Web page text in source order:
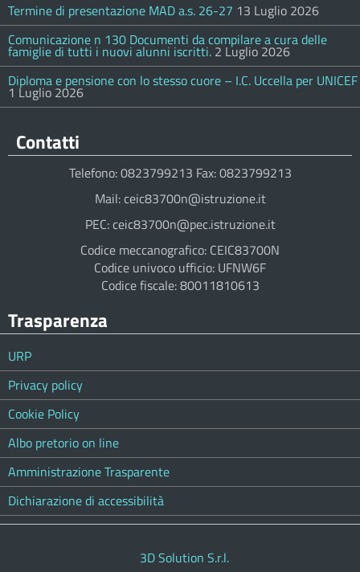
Termine di presentazione MAD a.s. 26-27 13 Luglio 2026
Comunicazione n 130 Documenti da compilare a cura delle
famiglie di tutti i nuovi alunni iscritti. 2 Luglio 2026
Diploma e pensione con lo stesso cuore – I.C. Uccella per UNICEF
1 Luglio 2026
Contatti
Telefono: 0823799213 Fax: 0823799213
Mail: ceic83700n@istruzione.it
PEC: ceic83700n@pec.istruzione.it
Codice meccanografico: CEIC83700N
Codice univoco ufficio: UFNW6F
Codice fiscale: 80011810613
Trasparenza
URP
Privacy policy
Cookie Policy
Albo pretorio on line
Amministrazione Trasparente
Dichiarazione di accessibilità
3D Solution S.r.l.